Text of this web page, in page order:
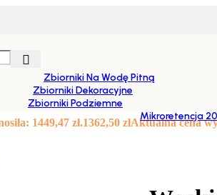
Zbiorniki Na Wodę Pitną
Zbiorniki Dekoracyjne
Zbiorniki Podziemne
Mikroretencja
zestawy/ Wąski zbiornik na
1449,47 zł.1362,50 złAktualna cena